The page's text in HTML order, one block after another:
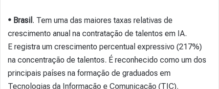
• Brasil . Tem uma das maiores taxas relativas de
crescimento anual na contratação de talentos em IA.
E registra um crescimento percentual expressivo (217%)
na concentração de talentos. É reconhecido como um dos
principais países na formação de graduados em
Tecnologias da Informação e Comunicação (TIC).